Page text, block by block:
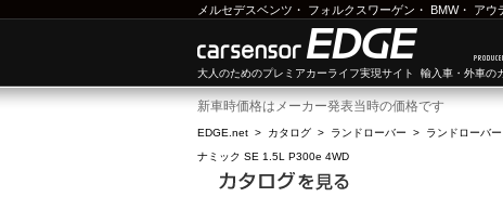
メルセデスベンツ ・ フォルクスワーゲン ・ BMW・ アウ
大人のためのプレミアカーライフ実現サイト 輸入車・外車の
新車時価格はメーカー発表当時の価格です
EDGE.net > カタログ > ランドローバー > ランドローバ
ナミック SE 1.5L P300e 4WD